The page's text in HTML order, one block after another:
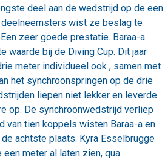
deel aan de wedstrijd op de een
deelneemsters wist ze beslag te
zeer goede prestatie. Baraa-a
waarde bij de Diving Cup. Dit jaar
meter individueel ook , samen met
het synchroonspringen op de drie
liepen niet lekker en leverde
op. De synchroonwedstrijd verliep
van tien koppels wisten Baraa-a en
achtste plaats. Kyra Esselbrugge
meter al laten zien, qua